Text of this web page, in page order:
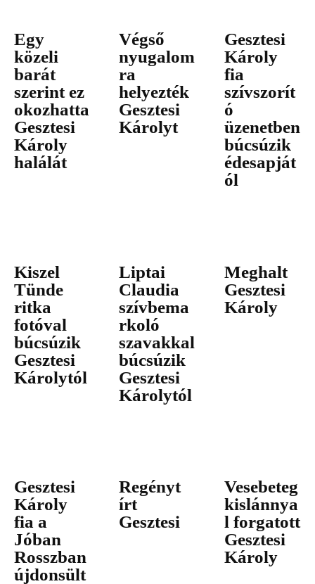
Egy
közeli
barát
szerint ez
okozhatta
Gesztesi
Károly
halálát
Végső
nyugalom
ra
helyezték
Gesztesi
Károlyt
Gesztesi
Károly
fia
szívszorít
ó
üzenetben
búcsúzik
édesapját
ól
Kiszel
Tünde
ritka
fotóval
búcsúzik
Gesztesi
Károlytól
Liptai
Claudia
szívbema
rkoló
szavakkal
búcsúzik
Gesztesi
Károlytól
Meghalt
Gesztesi
Károly
Gesztesi
Károly
fia a
Jóban
Rosszban
újdonsült
Regényt
írt
Gesztesi
Vesebeteg
kislánnya
l forgatott
Gesztesi
Károly